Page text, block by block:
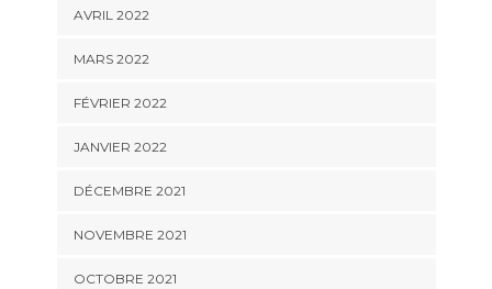
AVRIL 2022
MARS 2022
FÉVRIER 2022
JANVIER 2022
DÉCEMBRE 2021
NOVEMBRE 2021
OCTOBRE 2021